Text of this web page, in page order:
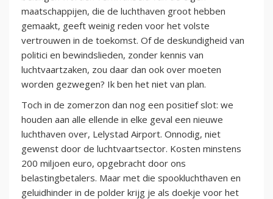
maatschappijen, die de luchthaven groot hebben
gemaakt, geeft weinig reden voor het volste
vertrouwen in de toekomst. Of de deskundigheid van
politici en bewindslieden, zonder kennis van
luchtvaartzaken, zou daar dan ook over moeten
worden gezwegen? Ik ben het niet van plan.
Toch in de zomerzon dan nog een positief slot: we
houden aan alle ellende in elke geval een nieuwe
luchthaven over, Lelystad Airport. Onnodig, niet
gewenst door de luchtvaartsector. Kosten minstens
200 miljoen euro, opgebracht door ons
belastingbetalers. Maar met die spookluchthaven en
geluidhinder in de polder krijg je als doekje voor het